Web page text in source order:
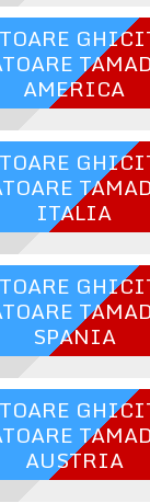
AMERICA
ITALIA
SPANIA
AUSTRIA